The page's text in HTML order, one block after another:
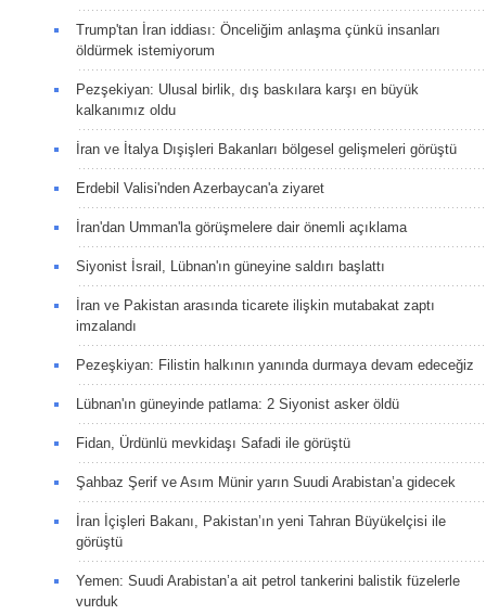
Trump'tan İran iddiası: Önceliğim anlaşma çünkü insanları
öldürmek istemiyorum
Pezşekiyan: Ulusal birlik, dış baskılara karşı en büyük
kalkanımız oldu
İran ve İtalya Dışişleri Bakanları bölgesel gelişmeleri görüştü
Erdebil Valisi'nden Azerbaycan'a ziyaret
İran'dan Umman'la görüşmelere dair önemli açıklama
Siyonist İsrail, Lübnan'ın güneyine saldırı başlattı
İran ve Pakistan arasında ticarete ilişkin mutabakat zaptı
imzalandı
Pezeşkiyan: Filistin halkının yanında durmaya devam edeceğiz
Lübnan'ın güneyinde patlama: 2 Siyonist asker öldü
Fidan, Ürdünlü mevkidaşı Safadi ile görüştü
Şahbaz Şerif ve Asım Münir yarın Suudi Arabistan’a gidecek
İran İçişleri Bakanı, Pakistan’ın yeni Tahran Büyükelçisi ile
görüştü
Yemen: Suudi Arabistan’a ait petrol tankerini balistik füzelerle
vurduk